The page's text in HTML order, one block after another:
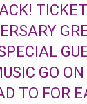
GO
TO FOR